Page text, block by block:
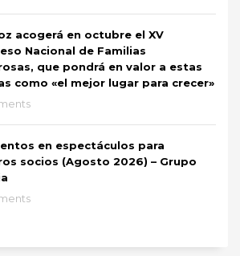
acogerá en octubre el XV
Nacional de Familias
que pondrá en valor a estas
como «el mejor lugar para crecer»
en espectáculos para
socios (Agosto 2026) – Grupo